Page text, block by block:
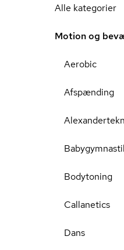
Alle kategorier
Motion og
Aerobic
Afspænding
Bodytoning
Callanetics
Dans